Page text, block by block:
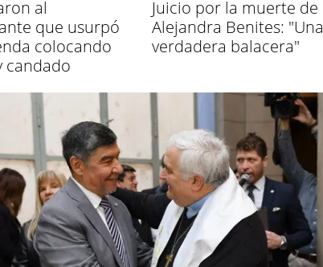
al
que usurpó
colocando
candado
Juicio por la muerte de
Alejandra Benites: "Una
verdadera balacera"